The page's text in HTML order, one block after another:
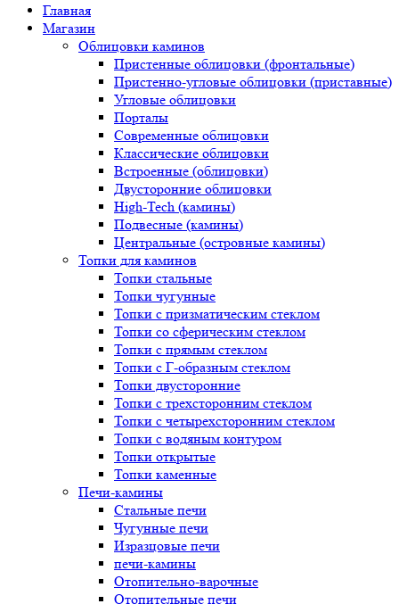
Главная
Магазин
Облицовки каминов
Пристенные облицовки (фронтальные)
Пристенно-угловые облицовки (приставные)
Угловые облицовки
Порталы
Современные облицовки
Классические облицовки
Встроенные (облицовки)
Двусторонние облицовки
High-Tech (камины)
Подвесные (камины)
Центральные (островные камины)
Топки для каминов
Топки стальные
Топки чугунные
Топки с призматическим стеклом
Топки со сферическим стеклом
Топки с прямым стеклом
Топки с Г-образным стеклом
Топки двусторонние
Топки с трехсторонним стеклом
Топки с четырехсторонним стеклом
Топки с водяным контуром
Топки открытые
Топки каменные
Печи-камины
Стальные печи
Чугунные печи
Изразцовые печи
печи-камины
Отопительно-варочные
Отопительные печи